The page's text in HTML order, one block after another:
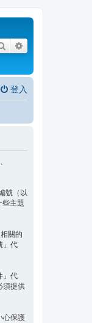
搜尋
登入
號（以
些主題
關的
」代
」代
須提供
心保護